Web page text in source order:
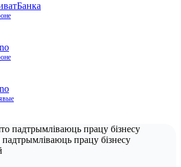
працу бізнесу